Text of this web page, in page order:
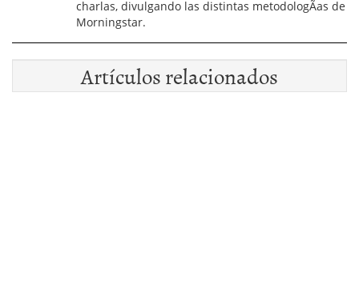
charlas, divulgando las distintas metodologÃ­as de
Morningstar.
Artículos relacionados